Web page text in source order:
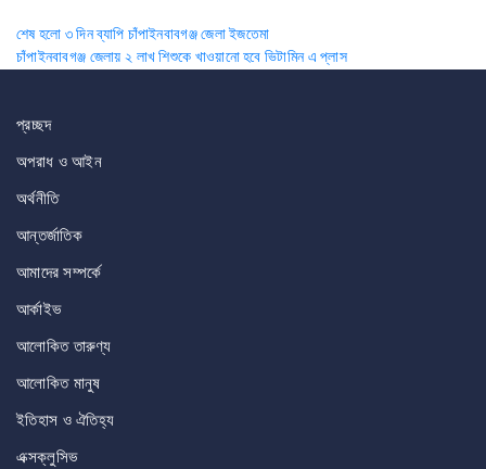
Post
navigation
শেষ হলো ৩ দিন ব্যাপি চাঁপাইনবাবগঞ্জ জেলা ইজতেমা
চাঁপাইনবাবগঞ্জ জেলায় ২ লাখ শিশুকে খাওয়ানো হবে ভিটামিন এ প্লাস
প্রচ্ছদ
অপরাধ ও আইন
অর্থনীতি
আন্তর্জাতিক
আমাদের সম্পর্কে
আর্কাইভ
আলোকিত তারুণ্য
আলোকিত মানুষ
ইতিহাস ও ঐতিহ্য
এক্সক্লুসিভ